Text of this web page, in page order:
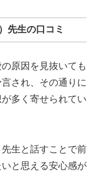
先生の口コミ
原因を見抜いても
され、その通りに
多く寄せられてい
生と話すことで前
と思える安心感が